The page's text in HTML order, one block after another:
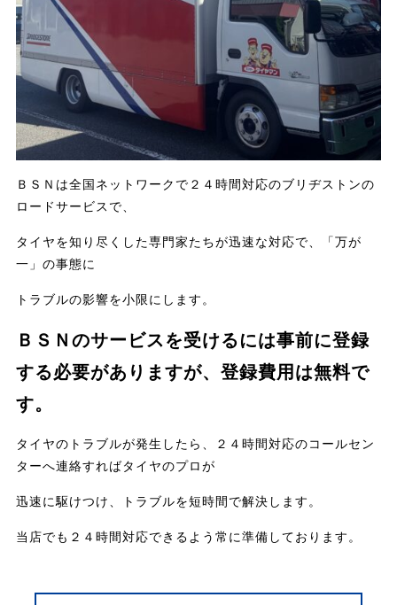
ＢＳＮは全国ネットワークで２４時間対応のブリヂストンの
ロードサービスで、
タイヤを知り尽くした専門家たちが迅速な対応で、「万が
一」の事態に
トラブルの影響を小限にします。
ＢＳＮのサービスを受けるには事前に登録
する必要がありますが、登録費用は無料で
す。
タイヤのトラブルが発生したら、２４時間対応のコールセン
ターへ連絡すればタイヤのプロが
迅速に駆けつけ、トラブルを短時間で解決します。
当店でも２４時間対応できるよう常に準備しております。